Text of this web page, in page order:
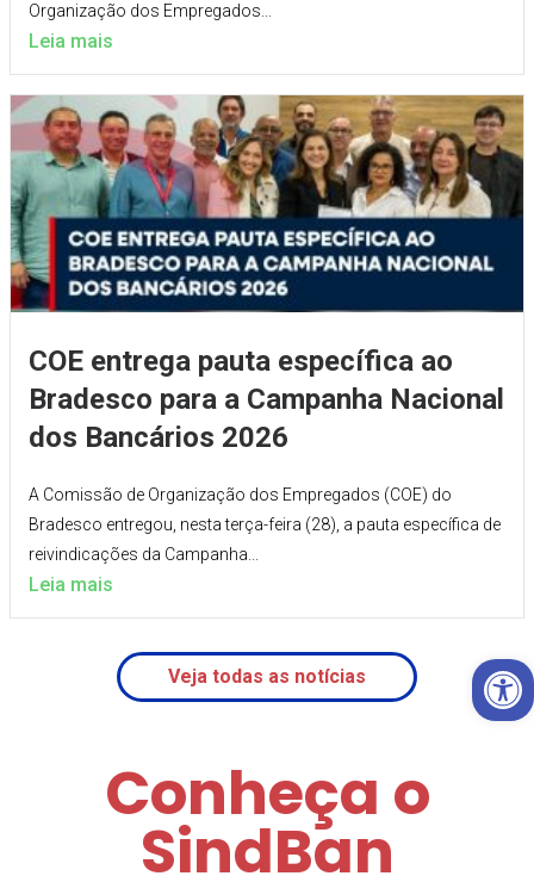
Organização dos Empregados...
Leia mais
COE entrega pauta específica ao
Bradesco para a Campanha Nacional
dos Bancários 2026
A Comissão de Organização dos Empregados (COE) do
Bradesco entregou, nesta terça-feira (28), a pauta específica de
reivindicações da Campanha...
Leia mais
Veja todas as notícias
Conheça o
SindBan